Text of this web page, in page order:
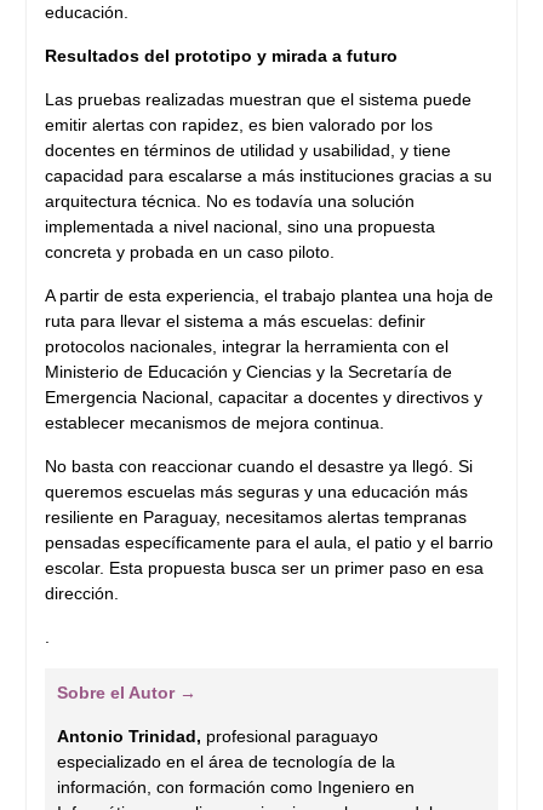
educación.
Resultados del prototipo y mirada a futuro
Las pruebas realizadas muestran que el sistema puede
emitir alertas con rapidez, es bien valorado por los
docentes en términos de utilidad y usabilidad, y tiene
capacidad para escalarse a más instituciones gracias a su
arquitectura técnica. No es todavía una solución
implementada a nivel nacional, sino una propuesta
concreta y probada en un caso piloto.
A partir de esta experiencia, el trabajo plantea una hoja de
ruta para llevar el sistema a más escuelas: definir
protocolos nacionales, integrar la herramienta con el
Ministerio de Educación y Ciencias y la Secretaría de
Emergencia Nacional, capacitar a docentes y directivos y
establecer mecanismos de mejora continua.
No basta con reaccionar cuando el desastre ya llegó. Si
queremos escuelas más seguras y una educación más
resiliente en Paraguay, necesitamos alertas tempranas
pensadas específicamente para el aula, el patio y el barrio
escolar. Esta propuesta busca ser un primer paso en esa
dirección.
Sobre el Autor →
Antonio Trinidad, profesional paraguayo
especializado en el área de tecnología de la
información, con formación como Ingeniero en